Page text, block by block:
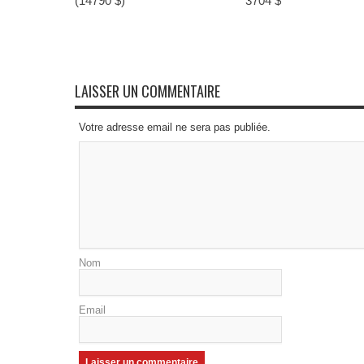
LAISSER UN COMMENTAIRE
Votre adresse email ne sera pas publiée.
Nom
Email